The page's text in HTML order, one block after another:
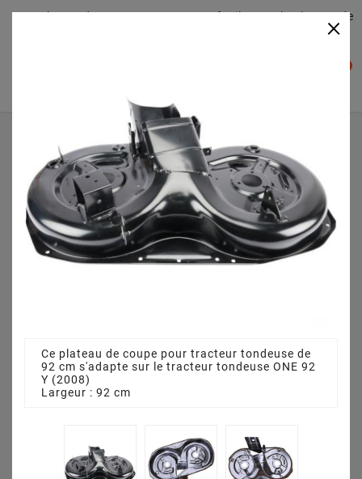
Plateaudecoupe.com : Trouver facilement le plateau de
Accueil
Plateau de coupe
Plateau de coupe 92 cm 3825640751 pour ONE 92 Y
(2008)
×
Ce plateau de coupe pour tracteur tondeuse de
92 cm s'adapte sur le tracteur tondeuse ONE 92
Y (2008)
Largeur : 92 cm